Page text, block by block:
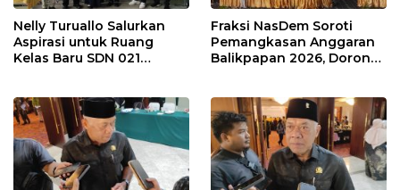
Nelly Turuallo Salurkan
Aspirasi untuk Ruang
Kelas Baru SDN 021
Fraksi NasDem Soroti
Pemangkasan Anggaran
Balikpapan 2026, Dorong